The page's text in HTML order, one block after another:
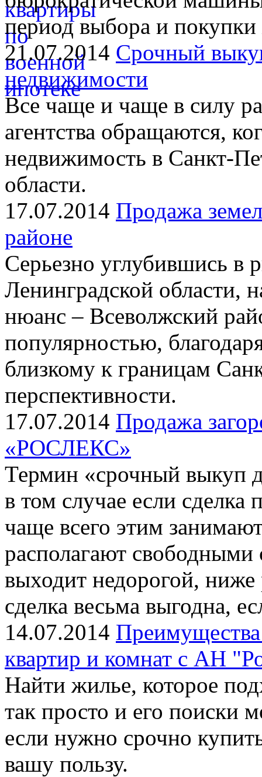
период выбора и
21.07.2014 Срочный
недвижимости
Все чаще и чаще в силу
агентства обращаются,
недвижимость в Санкт-
области.
17.07.2014 Продажа
районе
Серьезно углубившись
Ленинградской области,
нюанс – Всеволжский
популярностью,
близкому к границам
перспективности.
17.07.2014 Продажа
«РОСЛЕКС»
Термин «срочный выкуп
в том случае если сделка
чаще всего этим
располагают свободными
выходит недорогой,
сделка весьма выгодна,
14.07.2014
квартир и комнат с АН
Найти жилье, которое
так просто и его поиски
если нужно срочно
вашу пользу.